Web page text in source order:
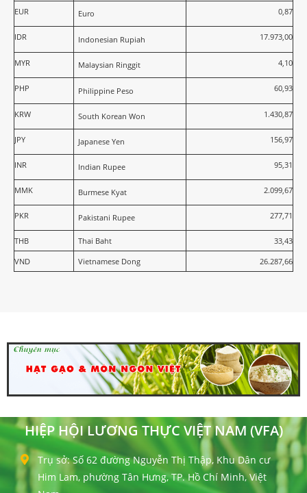
EUR Euro 0,87
IDR Indonesian Rupiah 17.973,00
MYR Malaysian Ringgit 4,10
PHP Philippine Peso 60,93
KRW South Korean Won 1.430,87
JPY Japanese Yen 156,97
INR Indian Rupee 95,31
MMK Burmese Kyat 2.099,67
PKR Pakistani Rupee 277,71
THB Thai Baht
33,43
VND
Vietnamese Dong 26.287,66
HIỆP HỘI LƯƠNG THỰC VIỆT NAM (VFA)
Trụ sở: Số 62 đường Nguyễn Thị Thập, Khu Dân cư
Him Lam, phường Tân Hưng, TP. Hồ Chí Minh, Việt